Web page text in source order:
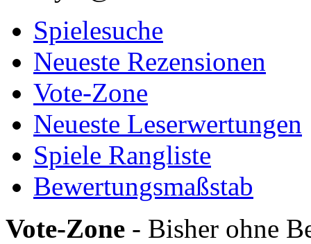
Spielesuche
Neueste Rezensionen
Vote-Zone
Neueste Leserwertungen
Spiele Rangliste
Bewertungsmaßstab
Vote-Zone - Bisher ohne